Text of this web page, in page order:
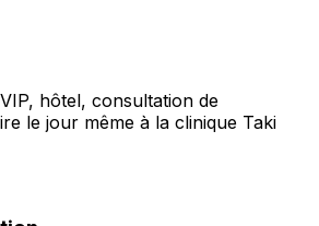
hôtel, consultation de
le jour même à la clinique Taki